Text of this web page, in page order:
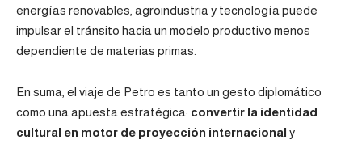
energías renovables, agroindustria y tecnología puede
impulsar el tránsito hacia un modelo productivo menos
dependiente de materias primas.
En suma, el viaje de Petro es tanto un gesto diplomático
como una apuesta estratégica: convertir la identidad
cultural en motor de proyección internacional y